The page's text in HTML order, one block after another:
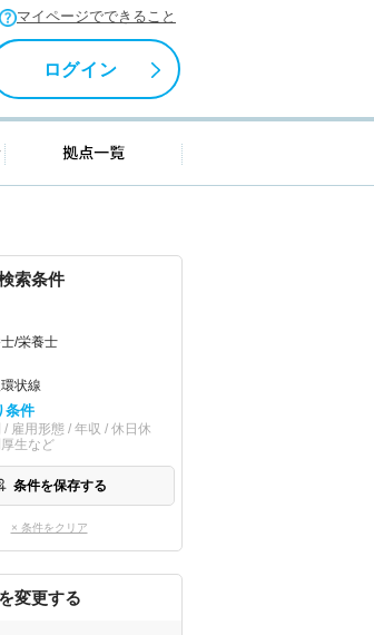
マイページでできること
ログイン
キャリアアドバイザー紹介 拠点一覧
索条件
/栄養士
状線
条件
/ 雇用形態 / 年収 / 休日休
生など
条件を保存する
× 条件をクリア
変更する